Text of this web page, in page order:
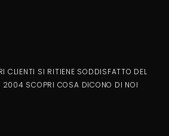
CLIENTI SI RITIENE SODDISFATTO DEL
2004 SCOPRI COSA DICONO DI NOI